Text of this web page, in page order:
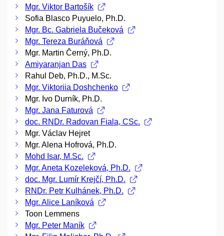
Mgr. Viktor Bartošík
Sofia Blasco Puyuelo, Ph.D.
Mgr. Bc. Gabriela Bučeková
Mgr. Tereza Buráňová
Mgr. Martin Černý, Ph.D.
Amiyaranjan Das
Rahul Deb, Ph.D., M.Sc.
Mgr. Viktoriia Doshchenko
Mgr. Ivo Durník, Ph.D.
Mgr. Jana Faturová
doc. RNDr. Radovan Fiala, CSc.
Mgr. Václav Hejret
Mgr. Alena Hofrová, Ph.D.
Mohd Isar, M.Sc.
Mgr. Aneta Kozeleková, Ph.D.
doc. Mgr. Lumír Krejčí, Ph.D.
RNDr. Petr Kulhánek, Ph.D.
Mgr. Alice Laníková
Toon Lemmens
Mgr. Peter Maník